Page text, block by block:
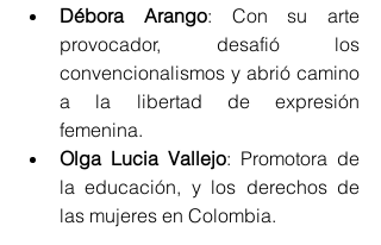
Débora Arango: Con su arte
provocador, desafió los
convencionalismos y abrió camino
a la libertad de expresión
femenina.
Olga Lucia Vallejo: Promotora de
la educación, y los derechos de
las mujeres en Colombia.